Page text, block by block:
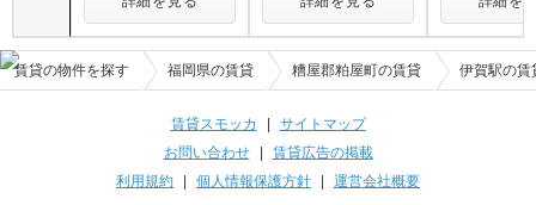
賃貸の物件を探す 福岡県の賃貸 糟屋郡粕屋町の賃貸 伊賀駅の賃
賃貸スモッカ
サイトマップ
お問い合わせ| 賃貸広告の掲載
利用規約
個人情報保護方針 運営会社概要